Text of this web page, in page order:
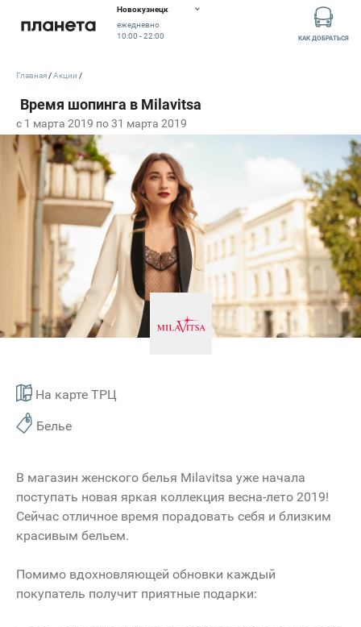
Новокузнецк
ежедневно
10:00 - 22:00
КАК ДОБРАТЬСЯ
c 1 марта 2019 по 31 марта 2019
На карте ТРЦ
Белье
Главная Акции
В магазин женского белья Milavitsa уже начала
поступать новая яркая коллекция весна-лето 2019!
Сейчас отличное время порадовать себя и близким
красивым бельем.
Помимо вдохновляющей обновки каждый
покупатель получит приятные подарки: